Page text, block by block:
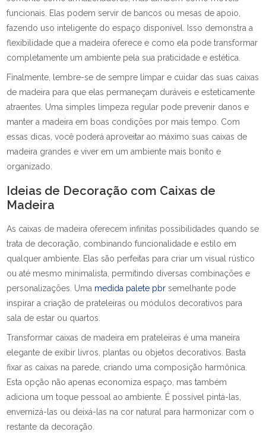
funcionais. Elas podem servir de bancos ou mesas de apoio,
fazendo uso inteligente do espaço disponível. Isso demonstra a
flexibilidade que a madeira oferece e como ela pode transformar
completamente um ambiente pela sua praticidade e estética.
Finalmente, lembre-se de sempre limpar e cuidar das suas caixas
de madeira para que elas permaneçam duráveis e esteticamente
atraentes. Uma simples limpeza regular pode prevenir danos e
manter a madeira em boas condições por mais tempo. Com
essas dicas, você poderá aproveitar ao máximo suas caixas de
madeira grandes e viver em um ambiente mais bonito e
organizado.
Ideias de Decoração com Caixas de
Madeira
As caixas de madeira oferecem infinitas possibilidades quando se
trata de decoração, combinando funcionalidade e estilo em
qualquer ambiente. Elas são perfeitas para criar um visual rústico
ou até mesmo minimalista, permitindo diversas combinações e
personalizações. Uma medida palete pbr semelhante pode
inspirar a criação de prateleiras ou módulos decorativos para
sala de estar ou quartos.
Transformar caixas de madeira em prateleiras é uma maneira
elegante de exibir livros, plantas ou objetos decorativos. Basta
fixar as caixas na parede, criando uma composição harmônica.
Esta opção não apenas economiza espaço, mas também
adiciona um toque pessoal ao ambiente. É possível pintá-las,
envernizá-las ou deixá-las na cor natural para harmonizar com o
restante da decoração.